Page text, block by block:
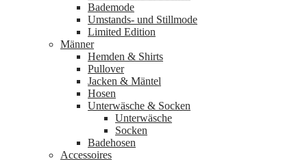
Bademode
Umstands- und Stillmode
Limited Edition
Männer
Hemden & Shirts
Pullover
Jacken & Mäntel
Hosen
Unterwäsche & Socken
Unterwäsche
Socken
Badehosen
Accessoires